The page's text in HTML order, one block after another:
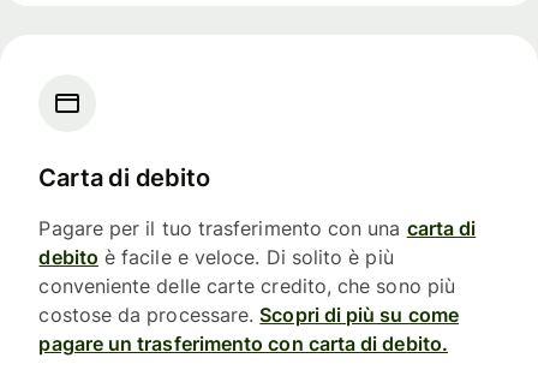
Carta di debito
Pagare per il tuo trasferimento con una carta di
debito è facile e veloce. Di solito è più
conveniente delle carte credito, che sono più
costose da processare.Scopri di più su come
pagare un trasferimento con carta di debito.